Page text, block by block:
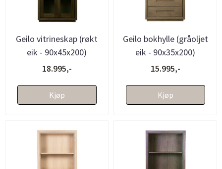
Geilo vitrineskap (røkt
eik - 90x45x200)
18.995,-
Kjøp
Geilo bokhylle (gråoljet
eik - 90x35x200)
15.995,-
Kjøp